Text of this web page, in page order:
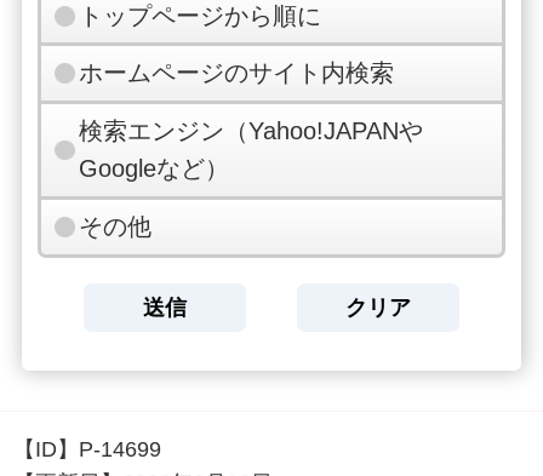
トップページから順に
ホームページのサイト内検索
検索エンジン（Yahoo!JAPANや
Googleなど）
その他
【ID】 P-14699